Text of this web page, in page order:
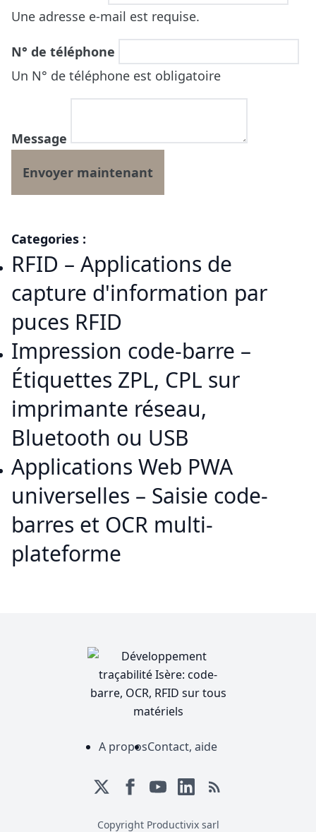
Une adresse e-mail est requise.
N° de téléphone
Un N° de téléphone est obligatoire
Message
Categories :
RFID – Applications de
capture d'information par
puces RFID
Impression code-barre –
Étiquettes ZPL, CPL sur
imprimante réseau,
Bluetooth ou USB
Applications Web PWA
universelles – Saisie code-
barres et OCR multi-
plateforme
A proposContact, aide
Copyright Productivix sarl